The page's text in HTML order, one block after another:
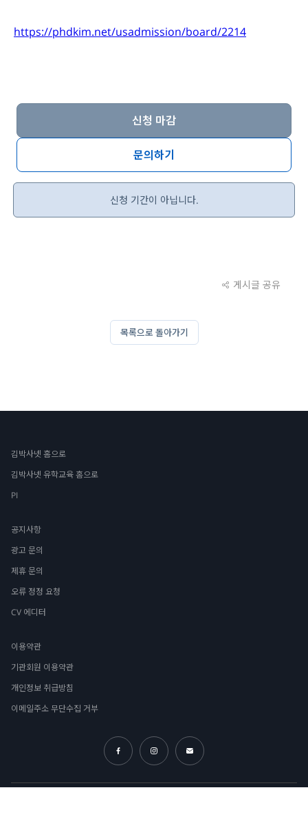
https://phdkim.net/usadmission/board/2214
신청 마감
문의하기
신청 기간이 아닙니다.
게시글 공유
목록으로 돌아가기
김박사넷 홈으로
김박사넷 유학교육 홈으로
PI
공지사항
광고 문의
제휴 문의
오류 정정 요청
CV 에디터
이용약관
기관회원 이용약관
개인정보 취급방침
이메일주소 무단수집 거부